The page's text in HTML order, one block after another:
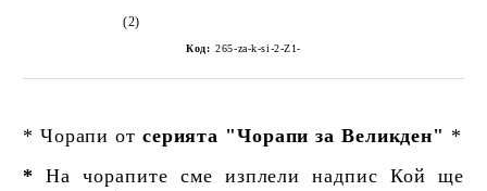
(2)
Код: 265-za-k-si-2-Z1-
* Чорапи от серията "Чорапи за Великден" *
*На чорапите сме изплели надпис Кой ще